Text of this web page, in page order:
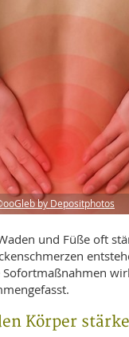
by Depositphotos
und Füße oft
Körper